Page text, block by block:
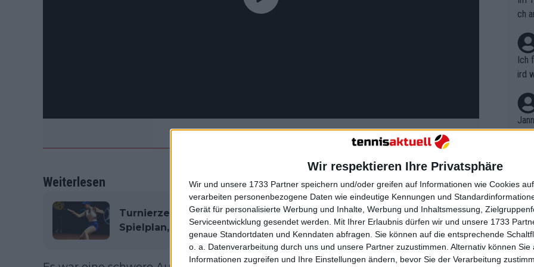
Wir respektieren Ihre Privatsphäre
Wir und unsere 1733 Partner speichern und/oder greifen auf Informationen wie Cookies
verarbeiten personenbezogene Daten wie eindeutige Kennungen und
Gerät für personalisierte Werbung und Inhalte, Werbung und Inhaltsmessung,
Serviceentwicklung gesendet werden. Mit Ihrer Erlaubnis dürfen wir und unsere 1733
genaue Standortdaten und Kenndaten abfragen. Sie können auf die entsprechende
o. a. Datenverarbeitung durch uns und unsere Partner zuzustimmen. Alternativ können Sie
Informationen zugreifen und Ihre Einstellungen ändern, bevor Sie der Verarbeitung
Weiterlesen
Turnierzentrum Billie Jean King Cup Finals 2024: Preisgeld,
Spielplan, Auslosung, TV Guide und alle Ergebnisse
ch
Ich
ird
r in
em
t,
B.
on
n
nt.